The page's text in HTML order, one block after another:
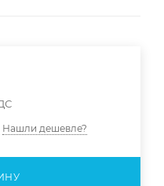
Нашли дешевле?